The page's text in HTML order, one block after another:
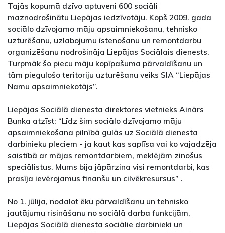
Tajās kopumā dzīvo aptuveni 600 sociāli
maznodrošinātu Liepājas iedzīvotāju. Kopš 2009. gada
sociālo dzīvojamo māju apsaimniekošanu, tehnisko
uzturēšanu, uzlabojumu īstenošanu un remontdarbu
organizēšanu nodrošināja Liepājas Sociālais dienests.
Turpmāk šo piecu māju kopīpašuma pārvaldīšanu un
tām piegulošo teritoriju uzturēšanu veiks SIA “Liepājas
Namu apsaimniekotājs”.
Liepājas Sociālā dienesta direktores vietnieks Ainārs
Bunka atzīst: “Līdz šim sociālo dzīvojamo māju
apsaimniekošana pilnībā gulās uz Sociālā dienesta
darbinieku pleciem - ja kaut kas saplīsa vai ko vajadzēja
saistībā ar mājas remontdarbiem, meklējām zinošus
speciālistus. Mums bija jāpārzina visi remontdarbi, kas
prasīja ievērojamus finanšu un cilvēkresursus” .
No 1. jūlija, nodalot ēku pārvaldīšanu un tehnisko
jautājumu risināšanu no sociālā darba funkcijām,
Liepājas Sociālā dienesta sociālie darbinieki un